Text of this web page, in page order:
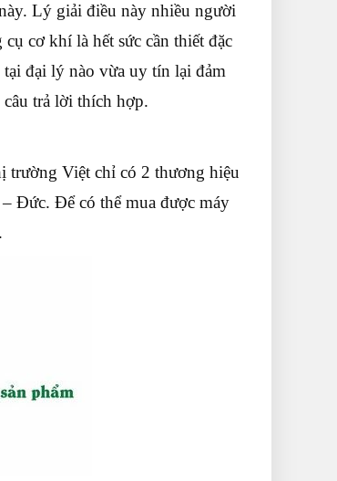
Lý giải điều này nhiều người
cơ khí là hết sức cần thiết đặc
đại lý nào vừa uy tín lại đảm
trả lời thích hợp.
trường Việt chỉ có 2 thương hiệu
Đức. Để có thể mua được máy